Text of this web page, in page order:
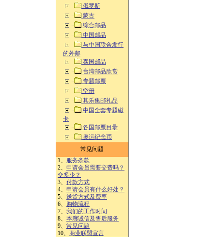
俄罗斯
蒙古
综合邮品
中国邮品
与中国联合发行
的外邮
泰国邮品
台湾邮品欣赏
专题邮票
空册
其乐集邮礼品
中国全套专题磁
卡
各国邮票目录
奥运纪念币
常见问题
1、 服务条款
2、 申请会员需要交费吗？
交多少？
3、 付款方式
4、 申请会员有什么好处？
5、 送货方式及费率
6、 购物流程
7、 我们的工作时间
8、 本廊诚信及售后服务
9、 常见问题
10、 商业联盟宣言